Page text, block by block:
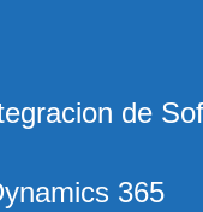
de
365